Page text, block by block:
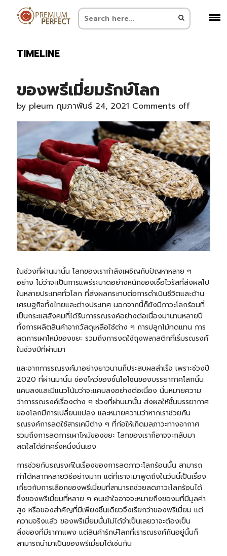
TIMELINE
ของพรีเมี่ยมรักษ์โลก
by pleum กุมภาพันธ์ 24, 2021 Comments off
ในช่วงที่ผ่านมานั้น โลกของเรากำลังเผชิญกับปัญหาหลาย ๆ
อย่าง ไม่ว่าจะเป็นการแพร่ระบาดอย่างหนักของเชื้อไวรัสที่ส่งผลไป
ในหลายประเทศทั่วโลก ที่ส่งผลกระทบต่อการดำเนินชีวิตและด้าน
เศรษฐกิจทั้งไทยและต่างประเทศ นอกจากนี้ก็ยังมีภาวะโลกร้อนที่
เป็นกระแสสังคมที่ได้รับการรณรงค์อย่างต่อเนื่องมานานหลายปี
ทั้งการผลิตสินค้าจากวัสดุเหลือใช้ต่าง ๆ การปลูกไม้ทดแทน การ
ลดการเผาไหม้ของขยะ รวมถึงการงดใช้ถุงพลาสติกที่เริ่มรณรงค์
ในช่วงปีที่ผ่านมา
และจากการรณรงค์มาอย่างยาวนานก็ประสบผลสำเร็จ เพราะช่วงปี
2020 ที่ผ่านมานั้น ช่องโหว่ของชั้นโอโซนของบรรยากาศโลกนั้น
แคบลงและมีแนวโน้มว่าจะแคบลงอย่างต่อเนื่อง นั่นหมายความ
ว่าการรณรงค์เรื่องต่าง ๆ ช่วงที่ผ่านมานั้น ส่งผลให้ชั้นบรรยากาศ
ของโลกมีการเปลี่ยนแปลง และหมายความว่าหากเราช่วยกัน
รณรงค์การลดใช้สารเคมีต่าง ๆ ที่ก่อให้เกิดมลภาวะทางอากาศ
รวมถึงการลดการเผาไหม้ของขยะ โลกของเราก็อาจจะกลับมา
สดใสได้อีกครั้งหนึ่งนั่นเอง
การช่วยกันรณรงค์ในเรื่องของการลดภาวะโลกร้อนนั้น สามารถ
ทำได้หลากหลายวิธีอย่างมาก แต่ที่เราจะมาพูดถึงในวันนี้เป็นเรื่อง
เกี่ยวกับการเลือกของพรีเมี่ยมที่สามารถช่วยลดภาวะโลกร้อนได้
ซึ่งของพรีเมี่ยมที่หลาย ๆ คนเข้าใจอาจจะหมายถึงของมที่มีมูลค่า
สูง หรือของสำคัญที่มีเพียงชิ้นเดียวจึงเรียกว่าของพรีเมี่ยม แต่
ความจริงแล้ว ของพรีเมี่ยมนั้นไม่ได้จำเป็นเลยวาจะต้องเป็น
สิ่งของที่มีราคาแพง แต่สินค้ารักษ์โลกที่เรารณรงค์กันอยู่นั้นก็
สามารถนำมาเป็นของพรีเมี่ยมได้เช่นกัน